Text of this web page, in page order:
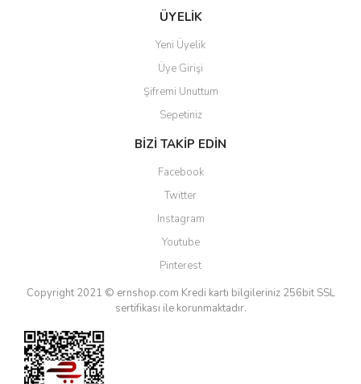
ÜYELİK
Yeni Üyelik
Üye Girişi
Şifremi Unuttum
Sepetiniz
BİZİ TAKİP EDİN
Facebook
Twitter
Instagram
Youtube
Pinterest
Copyright 2021 © ernshop.com Kredi kartı bilgileriniz 256bit SSL
sertifikası ile korunmaktadır.